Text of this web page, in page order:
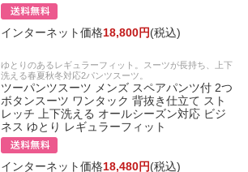
インターネット価格18,800円(税込)
ゆとりのあるレギュラーフィット。スーツが長持ち、上下
洗える春夏秋冬対応2パンツスーツ。
ツーパンツスーツ メンズ スペアパンツ付 2つ
ボタンスーツ ワンタック 背抜き仕立て スト
レッチ 上下洗える オールシーズン対応 ビジ
ネス ゆとり レギュラーフィット
インターネット価格18,480円(税込)